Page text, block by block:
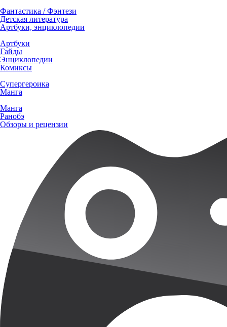
Фантастика / Фэнтези
Детская литература
Артбуки, энциклопедии
Артбуки
Гайды
Энциклопедии
Комиксы
Супергероика
Манга
Манга
Ранобэ
Обзоры и рецензии